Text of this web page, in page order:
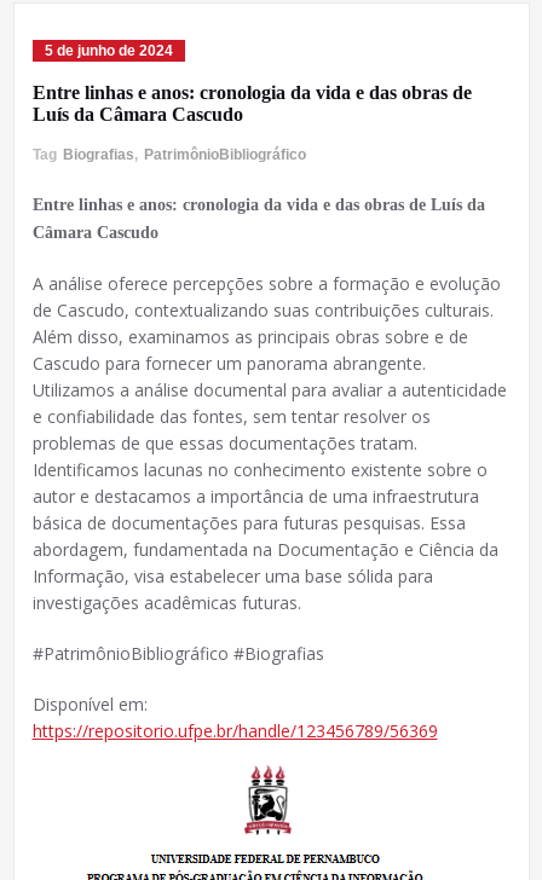
5 de junho de 2024
Entre linhas e anos: cronologia da vida e das obras de
Luís da Câmara Cascudo
Tag Biografias, PatrimônioBibliográfico
Entre linhas e anos: cronologia da vida e das obras de Luís da
Câmara Cascudo
A análise oferece percepções sobre a formação e evolução
de Cascudo, contextualizando suas contribuições culturais.
Além disso, examinamos as principais obras sobre e de
Cascudo para fornecer um panorama abrangente.
Utilizamos a análise documental para avaliar a autenticidade
e confiabilidade das fontes, sem tentar resolver os
problemas de que essas documentações tratam.
Identificamos lacunas no conhecimento existente sobre o
autor e destacamos a importância de uma infraestrutura
básica de documentações para futuras pesquisas. Essa
abordagem, fundamentada na Documentação e Ciência da
Informação, visa estabelecer uma base sólida para
investigações acadêmicas futuras.
#PatrimônioBibliográfico #Biografias
Disponível em:
https://repositorio.ufpe.br/handle/123456789/56369